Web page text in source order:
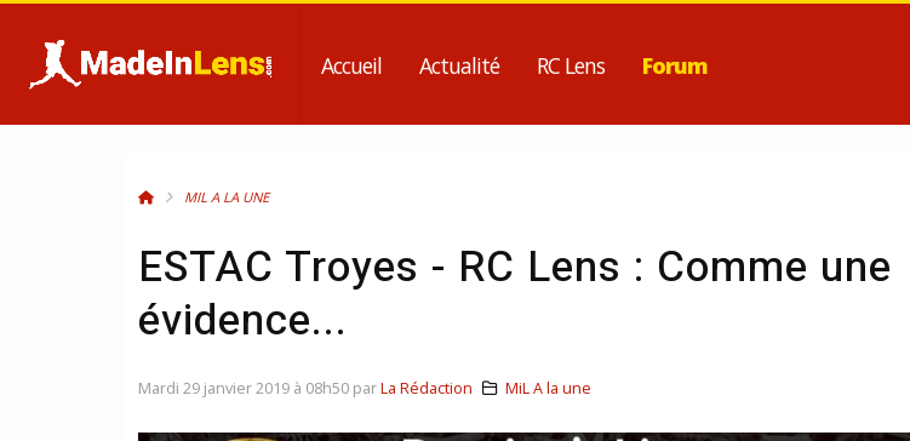
Accueil Actualité RC Lens Forum
MIL A LA UNE
ESTAC Troyes - RC Lens : Comme une
évidence...
Mardi 29 janvier 2019 à 08h50 parLa Rédaction MiL A la une